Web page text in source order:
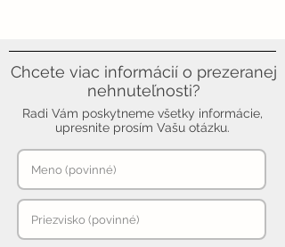
Chcete viac informácií o prezeranej
nehnuteľnosti?
Radi Vám poskytneme všetky informácie,
upresnite prosím Vašu otázku.